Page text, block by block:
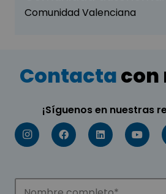
Comunidad Valenciana
Contactacon
¡Síguenos en nuestras